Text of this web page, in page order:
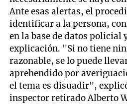
Ante esas alertas, el
identificar a la persona,
en la base de datos policial
explicación. "Si no tiene
razonable, se lo puede
aprehendido por
el tema es disuadir",
inspector retirado Alberto